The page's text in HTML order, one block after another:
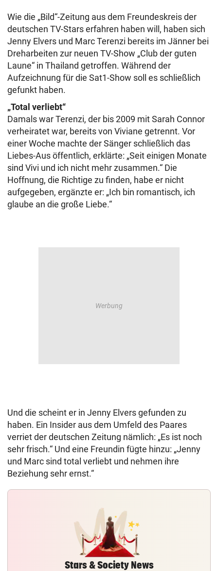
Wie die „Bild“-Zeitung aus dem Freundeskreis der
deutschen TV-Stars erfahren haben will, haben sich
Jenny Elvers und Marc Terenzi bereits im Jänner bei
Dreharbeiten zur neuen TV-Show „Club der guten
Laune“ in Thailand getroffen. Während der
Aufzeichnung für die Sat1-Show soll es schließlich
gefunkt haben.
„Total verliebt“
Damals war Terenzi, der bis 2009 mit Sarah Connor
verheiratet war, bereits von Viviane getrennt. Vor
einer Woche machte der Sänger schließlich das
Liebes-Aus öffentlich, erklärte: „Seit einigen Monate
sind Vivi und ich nicht mehr zusammen.“ Die
Hoffnung, die Richtige zu finden, habe er nicht
aufgegeben, ergänzte er: „Ich bin romantisch, ich
glaube an die große Liebe.“
Und die scheint er in Jenny Elvers gefunden zu
haben. Ein Insider aus dem Umfeld des Paares
verriet der deutschen Zeitung nämlich: „Es ist noch
sehr frisch.“ Und eine Freundin fügte hinzu: „Jenny
und Marc sind total verliebt und nehmen ihre
Beziehung sehr ernst.“
Stars & Society News